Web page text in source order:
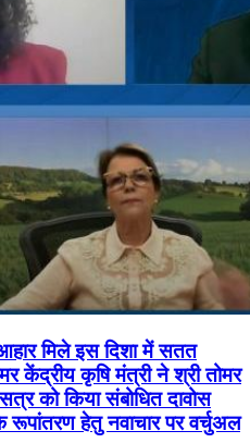
मिले इस दिशा में सतत
केंद्रीय कृषि मंत्री ने श्री तोमर
को किया संबोधित दावोस
रूपांतरण हेतु नवाचार पर वर्चुअल